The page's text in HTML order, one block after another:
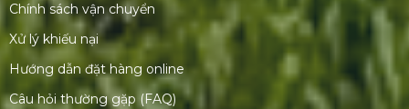
Chính sách vận chuyển
Xử lý khiếu nại
Hướng dẫn đặt hàng online
Câu hỏi thường gặp (FAQ)